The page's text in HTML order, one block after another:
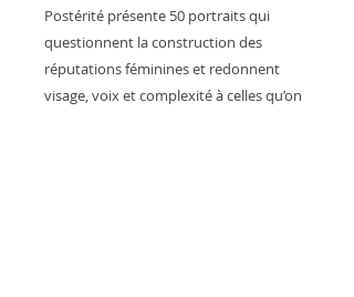
Postérité présente 50 portraits qui
questionnent la construction des
réputations féminines et redonnent
visage, voix et complexité à celles qu’on